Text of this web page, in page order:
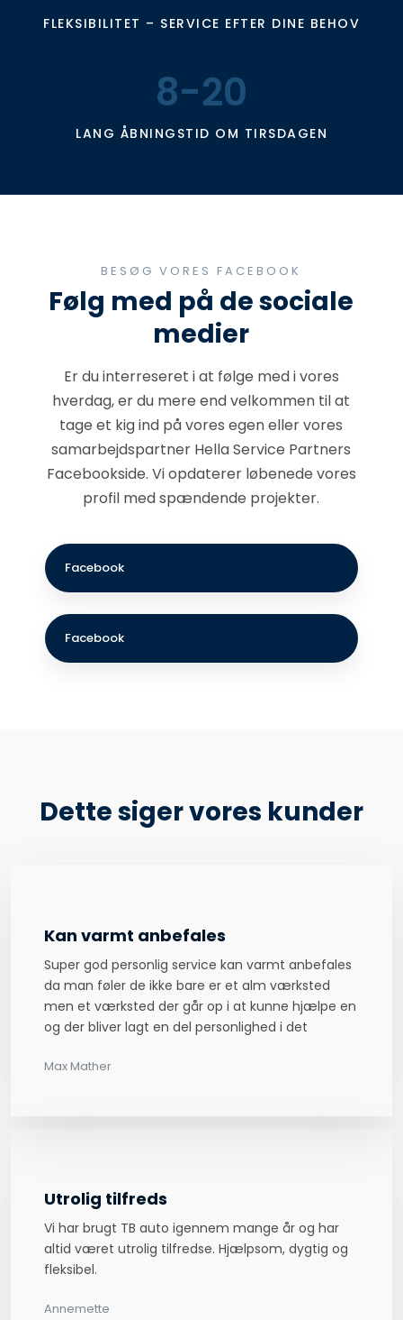
FLEKSIBILITET – SERVICE EFTER DINE BEHOV
8-20
LANG ÅBNINGSTID OM TIRSDAGEN
BESØG VORES FACEBOOK
​Følg med på de sociale
medier
Er du interreseret i at følge med i vores
hverdag, er du mere end velkommen til at
tage et kig ind på vores egen eller vores
samarbejdspartner Hella Service Partners
Facebookside​. Vi opdaterer løbenede vores
profil med spændende projekter.
Facebook​
Facebook​
Dette siger vores kunder
Kan varmt anbefales
Super god personlig service kan varmt anbefales
da man føler de ikke bare er et alm værksted
men et værksted der går op i at kunne hjælpe en
og der bliver lagt en del personlighed i det
Max Mather​
Utrolig tilfreds
Vi har brugt TB auto igennem mange år og har
altid været utrolig tilfredse. Hjælpsom, dygtig og
fleksibel.
Annemette